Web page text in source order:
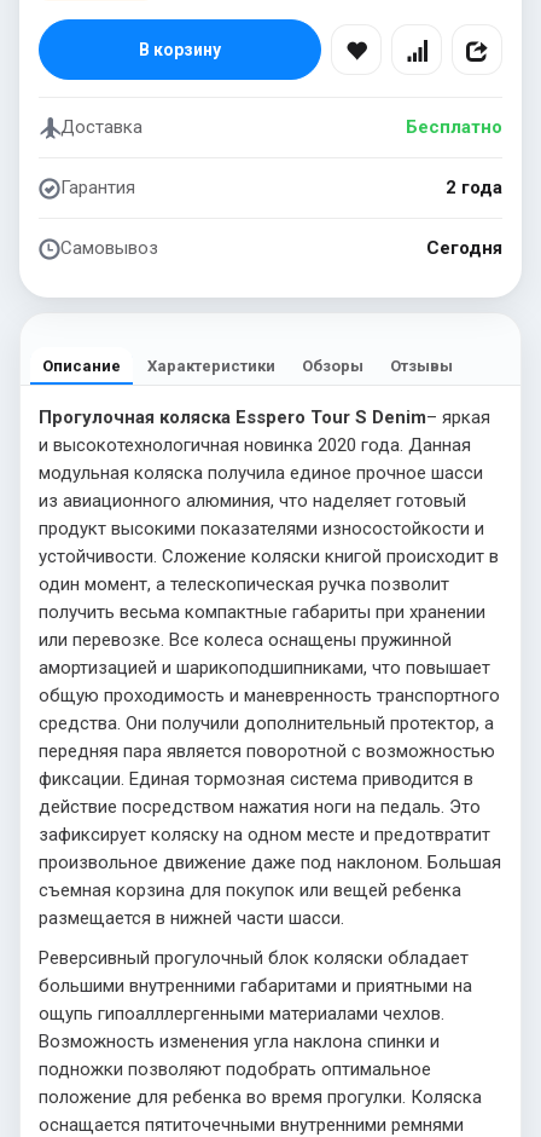
В корзину
Доставка Бесплатно
Гарантия 2 года
Самовывоз Сегодня
Описание Характеристики Обзоры Отзывы
Прогулочная коляска Esspero Tour S Denim– яркая
и высокотехнологичная новинка 2020 года. Данная
модульная коляска получила единое прочное шасси
из авиационного алюминия, что наделяет готовый
продукт высокими показателями износостойкости и
устойчивости. Сложение коляски книгой происходит в
один момент, а телескопическая ручка позволит
получить весьма компактные габариты при хранении
или перевозке. Все колеса оснащены пружинной
амортизацией и шарикоподшипниками, что повышает
общую проходимость и маневренность транспортного
средства. Они получили дополнительный протектор, а
передняя пара является поворотной с возможностью
фиксации. Единая тормозная система приводится в
действие посредством нажатия ноги на педаль. Это
зафиксирует коляску на одном месте и предотвратит
произвольное движение даже под наклоном. Большая
съемная корзина для покупок или вещей ребенка
размещается в нижней части шасси.
Реверсивный прогулочный блок коляски обладает
большими внутренними габаритами и приятными на
ощупь гипоалллергенными материалами чехлов.
Возможность изменения угла наклона спинки и
подножки позволяют подобрать оптимальное
положение для ребенка во время прогулки. Коляска
оснащается пятиточечными внутренними ремнями